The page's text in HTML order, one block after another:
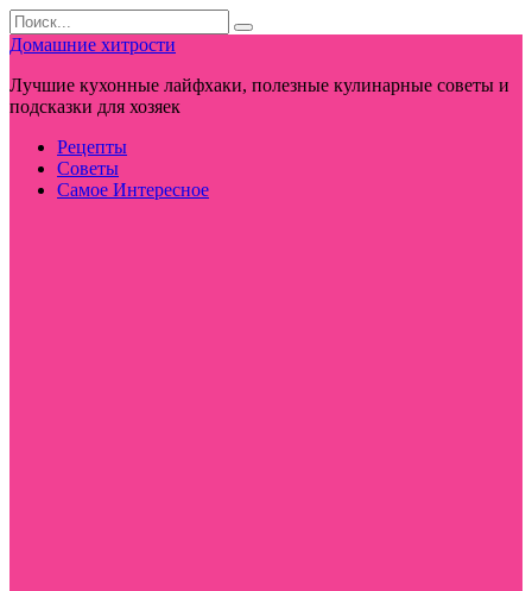
Перейти
к
контенту
Search
for:
Домашние хитрости
Лучшие кухонные лайфхаки, полезные кулинарные советы и
подсказки для хозяек
Рецепты
Советы
Самое Интересное